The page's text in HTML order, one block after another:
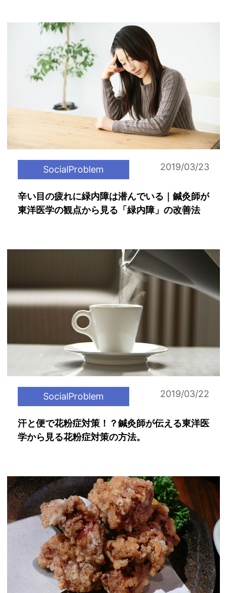
SocialProblem 2019/03/23
辛い目の疲れに緑内障は潜んでいる｜鍼灸師が
東洋医学の観点から見る「緑内障」の改善法
SocialProblem 2019/03/22
汗と便で花粉症対策！？鍼灸師が伝える東洋医
学から見る花粉症対策の方法。